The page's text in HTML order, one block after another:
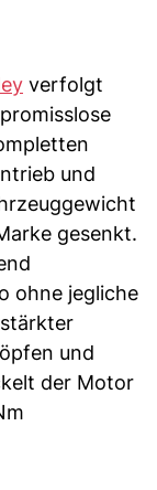
verfolgt
und
gesenkt.
ohne jegliche
und
der Motor